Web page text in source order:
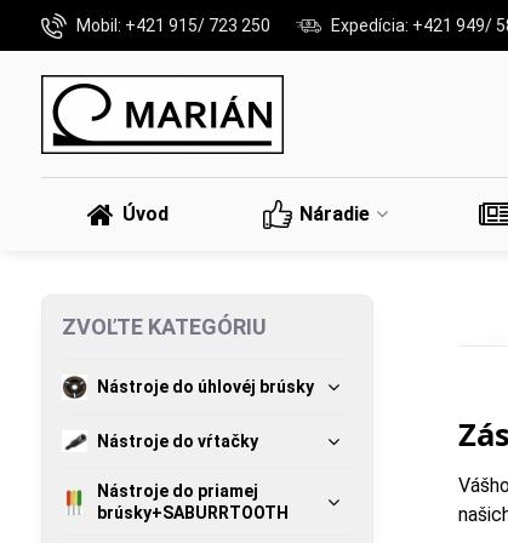
Mobil: +421 915/ 723 250 Expedícia: +421 949/
Úvod Náradie
ZVOĽTE KATEGÓRIU
Nástroje do úhlovéj brúsky
Nástroje do vŕtačky
Nástroje do priamej
brúsky+SABURRTOOTH